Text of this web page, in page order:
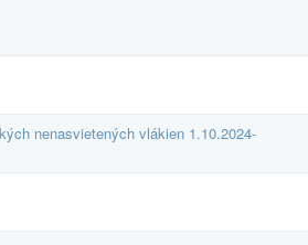
nenasvietených vlákien 1.10.2024-